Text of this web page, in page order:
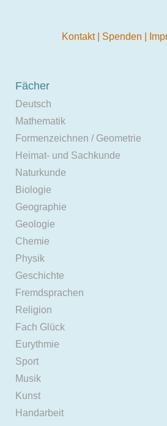
Kontakt Spenden
Fächer
Deutsch
Mathematik
Formenzeichnen / Geometrie
Heimat- und Sachkunde
Naturkunde
Biologie
Geographie
Geologie
Chemie
Physik
Geschichte
Fremdsprachen
Religion
Fach Glück
Eurythmie
Sport
Musik
Kunst
Handarbeit